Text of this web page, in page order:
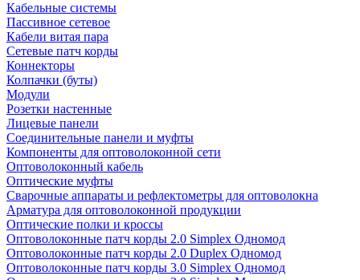
Кабельные системы
Пассивное сетевое
Кабели витая пара
Сетевые патч корды
Коннекторы
Колпачки (буты)
Модули
Розетки настенные
Лицевые панели
Соединительные панели и муфты
Компоненты для оптоволоконной сети
Оптоволоконный кабель
Оптические муфты
Сварочные аппараты и рефлектометры для оптоволокна
Арматура для оптоволоконной продукции
Оптические полки и кроссы
Оптоволоконные патч корды 2.0 Simplex Одномод
Оптоволоконные патч корды 2.0 Duplex Одномод
Оптоволоконные патч корды 3.0 Simplex Одномод